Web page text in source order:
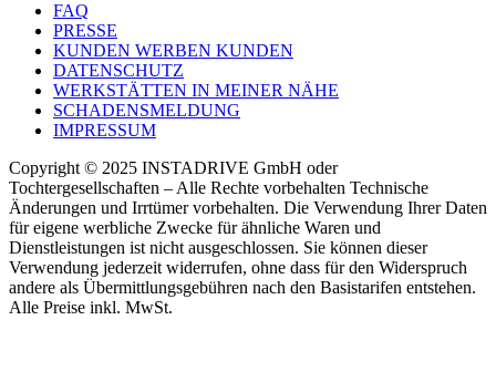
FAQ
PRESSE
KUNDEN WERBEN KUNDEN
DATENSCHUTZ
WERKSTÄTTEN IN MEINER NÄHE
SCHADENSMELDUNG
IMPRESSUM
Copyright © 2025 INSTADRIVE GmbH oder
Tochtergesellschaften – Alle Rechte vorbehalten Technische
Änderungen und Irrtümer vorbehalten. Die Verwendung Ihrer Daten
für eigene werbliche Zwecke für ähnliche Waren und
Dienstleistungen ist nicht ausgeschlossen. Sie können dieser
Verwendung jederzeit widerrufen, ohne dass für den Widerspruch
andere als Übermittlungsgebühren nach den Basistarifen entstehen.
Alle Preise inkl. MwSt.